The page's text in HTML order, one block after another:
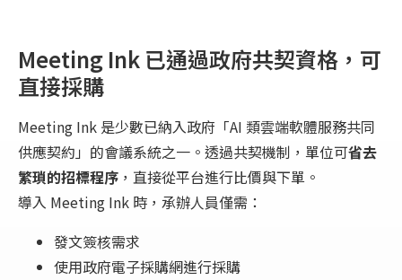
Meeting Ink 已通過政府共契資格，可
直接採購
Meeting Ink 是少數已納入政府「AI 類雲端軟體服務共同
供應契約」的會議系統之一。透過共契機制，單位可省去
繁瑣的招標程序 ，直接從平台進行比價與下單。
導入 Meeting Ink 時，承辦人員僅需：
發文簽核需求
使用政府電子採購網進行採購